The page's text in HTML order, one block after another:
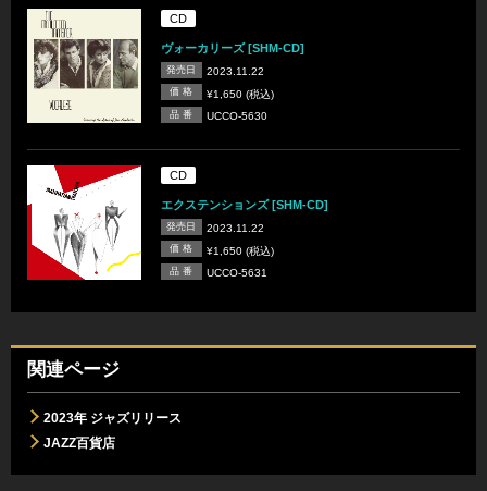
CD
ヴォーカリーズ [SHM-CD]
発売日 2023.11.22
価 格 ¥1,650 (税込)
品 番 UCCO-5630
CD
エクステンションズ [SHM-CD]
発売日 2023.11.22
価 格 ¥1,650 (税込)
品 番 UCCO-5631
関連ページ
2023年 ジャズリリース
JAZZ百貨店